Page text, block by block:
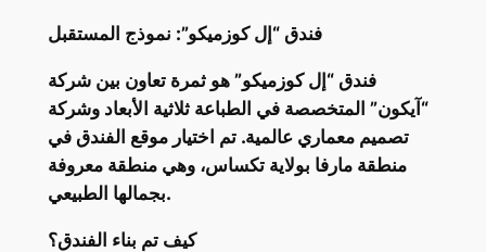
فندق “إل كوزميكو”: نموذج المستقبل
فندق “إل كوزميكو” هو ثمرة تعاون بين شركة
“آيكون” المتخصصة في الطباعة ثلاثية الأبعاد وشركة
تصميم معماري عالمية. تم اختيار موقع الفندق في
منطقة مارفا بولاية تكساس، وهي منطقة معروفة
بجمالها الطبيعي.
كيف تم بناء الفندق؟